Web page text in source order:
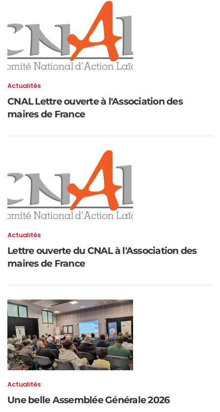
Actualités
CNAL Lettre ouverte à l'Association des
maires de France
Actualités
Lettre ouverte du CNAL à l'Association des
maires de France
Actualités
Une belle Assemblée Générale 2026